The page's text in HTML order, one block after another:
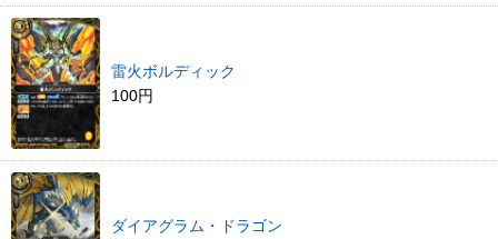
雷火ボルディック
100円
ダイアグラム・ドラゴン